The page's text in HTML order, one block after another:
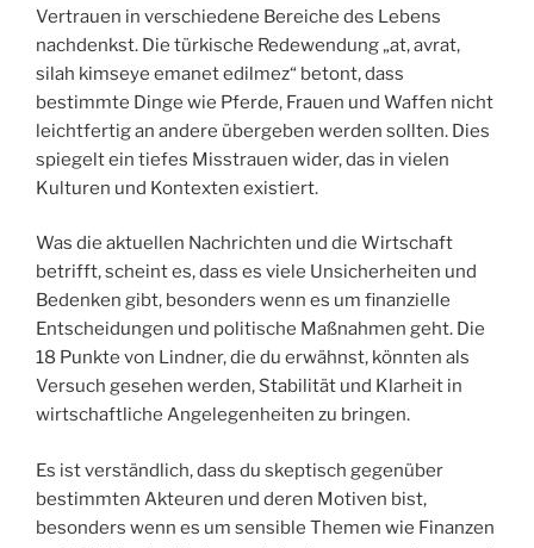
Vertrauen in verschiedene Bereiche des Lebens
nachdenkst. Die türkische Redewendung „at, avrat,
silah kimseye emanet edilmez“ betont, dass
bestimmte Dinge wie Pferde, Frauen und Waffen nicht
leichtfertig an andere übergeben werden sollten. Dies
spiegelt ein tiefes Misstrauen wider, das in vielen
Kulturen und Kontexten existiert.
Was die aktuellen Nachrichten und die Wirtschaft
betrifft, scheint es, dass es viele Unsicherheiten und
Bedenken gibt, besonders wenn es um finanzielle
Entscheidungen und politische Maßnahmen geht. Die
18 Punkte von Lindner, die du erwähnst, könnten als
Versuch gesehen werden, Stabilität und Klarheit in
wirtschaftliche Angelegenheiten zu bringen.
Es ist verständlich, dass du skeptisch gegenüber
bestimmten Akteuren und deren Motiven bist,
besonders wenn es um sensible Themen wie Finanzen